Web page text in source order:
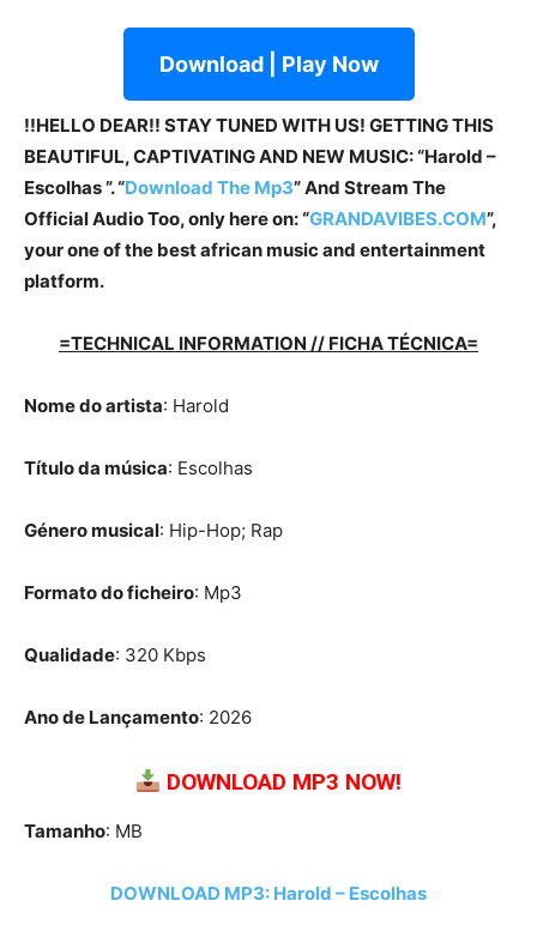
Download | Play Now
!!HELLO DEAR!! STAY TUNED WITH US! GETTING THIS
BEAUTIFUL, CAPTIVATING AND NEW MUSIC: “Harold –
Escolhas ”. “Download The Mp3”And Stream The
Official Audio Too, only here on: “GRANDAVIBES.COM”,
your one of the best african music and entertainment
platform.
=TECHNICAL INFORMATION // FICHA TÉCNICA=
Nome do artista: Harold
Título da música: Escolhas
Género musical: Hip-Hop; Rap
Formato do ficheiro: Mp3
Qualidade: 320 Kbps
Ano de Lançamento: 2026
DOWNLOAD MP3 NOW!
Tamanho: MB
DOWNLOAD MP3: Harold – Escolhas